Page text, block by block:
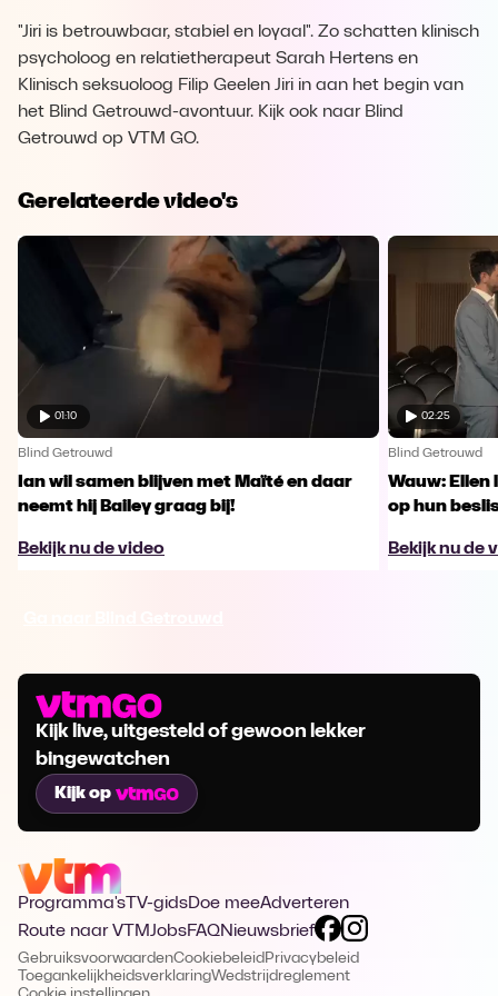
"Jiri is betrouwbaar, stabiel en loyaal". Zo schatten klinisch
psycholoog en relatietherapeut Sarah Hertens en
Klinisch seksuoloog Filip Geelen Jiri in aan het begin van
het Blind Getrouwd-avontuur. Kijk ook naar Blind
Getrouwd op VTM GO.
Gerelateerde video's
01:10
Blind Getrouwd
Ian wil samen blijven met Maïté en daar
neemt hij Bailey graag bij!
Bekijk nu de video
02:25
Blind Getrouwd
Wauw:
op hun
Bekijk nu de
Kijk live, uitgesteld of gewoon lekker
bingewatchen
Kijk op
Programma's TV-gidsDoe meeAdverteren
Route naar VTMJobsFAQNieuwsbrief
GebruiksvoorwaardenCookiebeleid Privacybeleid
ToegankelijkheidsverklaringWedstrijdreglement